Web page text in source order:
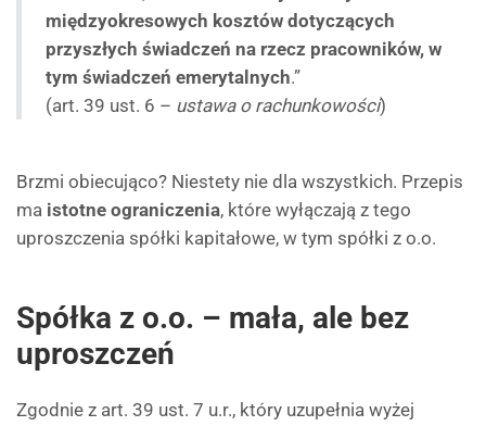
międzyokresowych kosztów dotyczących
przyszłych świadczeń na rzecz pracowników, w
tym świadczeń emerytalnych.”
(art. 39 ust. 6 – ustawa o rachunkowości)
Brzmi obiecująco? Niestety nie dla wszystkich. Przepis
ma istotne ograniczenia, które wyłączają z tego
uproszczenia spółki kapitałowe, w tym spółki z o.o.
Spółka z o.o. – mała, ale bez
uproszczeń
Zgodnie z art. 39 ust. 7 u.r., który uzupełnia wyżej